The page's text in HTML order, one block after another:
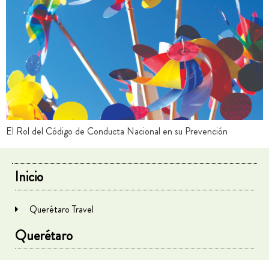
El Rol del Código de Conducta Nacional en su Prevención
Inicio
Querétaro Travel
Querétaro